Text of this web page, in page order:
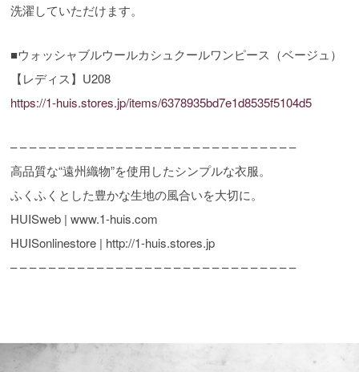
洗濯していただけます。
■ウォッシャブルウールカシュクールワンピース（ベージュ）
【レディス】U208
https://1-huis.stores.jp/items/6378935bd7e1d8535f5104d5
– – – – – – – – – – – – – – – – – – – – – – – – – – – – – –
高品質な“遠州織物”を使用したシンプルな衣服。
ふくふくとした豊かな生地の風合いを大切に。
HUISweb | www.1-huis.com
HUISonlinestore | http://1-huis.stores.jp
– – – – – – – – – – – – – – – – – – – – – – – – – – – – – –